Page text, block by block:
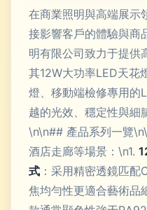
在商業照明與高端展示
接影響客戶的體驗與商
明有限公司致力于提供
其12W大功率LED天花
燈、移動端檢修專用的
越的光效、穩定性與細
\n\n## 產品系列一覽
酒店走廊等場景：\n1.
式 ：采用精密透鏡匹
焦均勻性更適合藝術品